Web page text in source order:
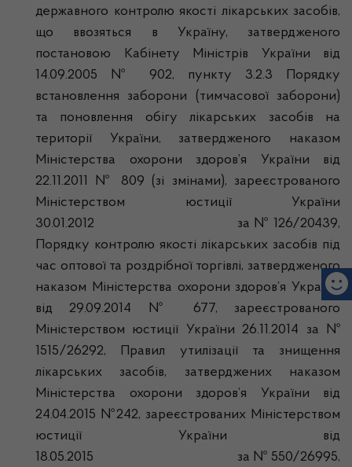
державного контролю якості лікарських засобів,
що ввозяться в Україну, затвердженого
постановою Кабінету Міністрів України від
14.09.2005 № 902, пункту 3.2.3 Порядку
встановлення заборони (тимчасової заборони)
та поновлення обігу лікарських засобів на
території України, затвердженого наказом
Міністерства охорони здоров’я України від
22.11.2011 № 809 (зі змінами), зареєстрованого
Міністерством юстиції України
30.01.2012 за № 126/20439,
Порядку контролю якості лікарських засобів під
час оптової та роздрібної торгівлі, затвердженого
наказом Міністерства охорони здоров’я України
від 29.09.2014 № 677, зареєстрованого
Міністерством юстиції України 26.11.2014 за №
1515/26292, Правил утилізації та знищення
лікарських засобів, затверджених наказом
Міністерства охорони здоров’я України від
24.04.2015 №242, зареєстрованих Міністерством
юстиції України від
18.05.2015 за № 550/26995,